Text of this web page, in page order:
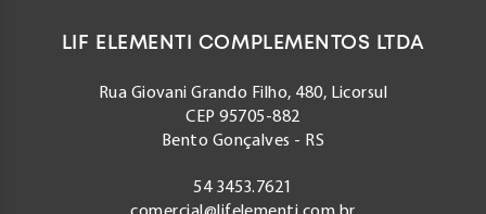
LIF ELEMENTI COMPLEMENTOS LTDA
Rua Giovani Grando Filho, 480, Licorsul
CEP 95705-882
Bento Gonçalves - RS
54 3453.7621